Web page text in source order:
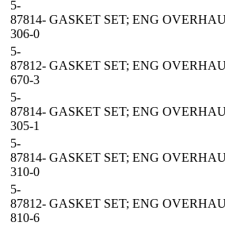
5-
87814-
306-0
GASKET SET; ENG
5-
87812-
670-3
GASKET SET; ENG
5-
87814-
305-1
GASKET SET; ENG
5-
87814-
310-0
GASKET SET; ENG
5-
87812-
810-6
GASKET SET; ENG